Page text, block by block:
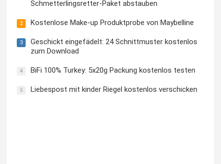
Schmetterlingsretter-Paket abstauben
2 Kostenlose Make-up Produktprobe von Maybelline
3
Geschickt eingefädelt: 24 Schnittmuster kostenlos
zum Download
4 BiFi 100% Turkey: 5x20g Packung kostenlos testen
5 Liebespost mit kinder Riegel kostenlos verschicken